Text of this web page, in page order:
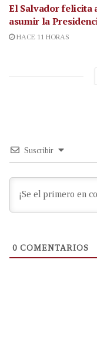
El Salvador felicita
asumir la
HACE 11 HORAS
Suscribir
0 COMENTARIOS